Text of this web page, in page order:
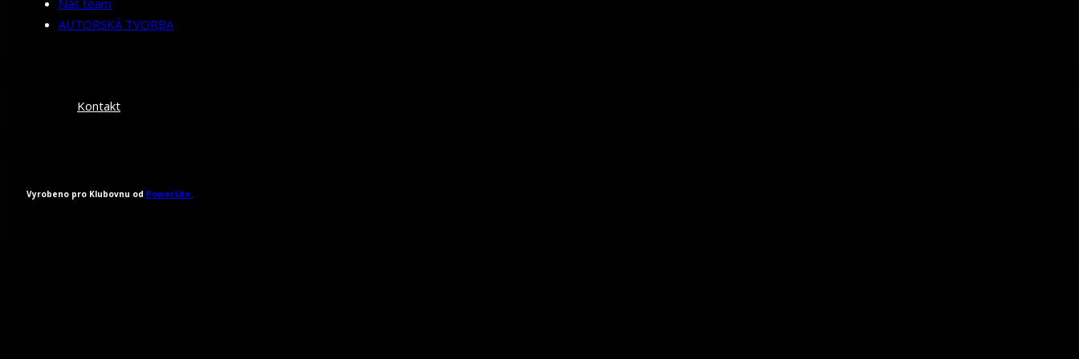
AUTORSKÁ TVORBA
Kontakt
Vyrobeno pro Klubovnu od PowerSite.